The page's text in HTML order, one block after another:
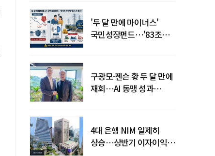
'두 달 만에 마이너스'
국민성장펀드…'83조
구광모·젠슨 황 두 달 만에
재회…AI 동맹 성과
4대 은행 NIM 일제히
상승…상반기 이자이익